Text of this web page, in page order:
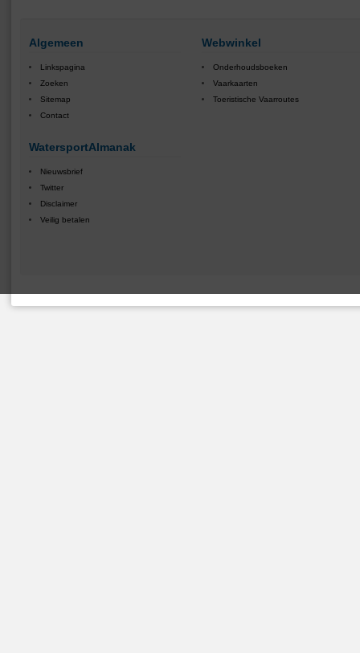
Algemeen
Linkspagina
Zoeken
Sitemap
Contact
WatersportAlmanak
Nieuwsbrief
Twitter
Disclaimer
Veilig betalen
Webwinkel
Onderhoudsboeken
Vaarkaarten
Toeristische Vaarroutes